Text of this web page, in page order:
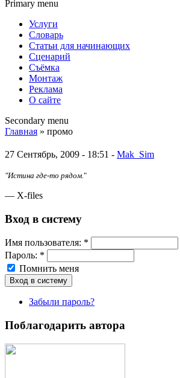
Primary menu
Услуги
Словарь
Статьи для начинающих
Сценарий
Съёмка
Монтаж
Реклама
О сайте
Secondary menu
Главная » промо
27 Сентябрь, 2009 - 18:51 - Mak_Sim
"Истина где-то рядом. "
— X-files
Вход в систему
Имя пoльзовaтeля: *
Пароль: *
Помнить меня
Забыли пароль?
Поблагодарить автора